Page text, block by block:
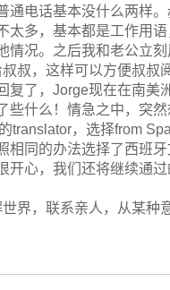
通电话基本没什么两样
太多，基本都是工作用
情况。之后我和老公立
叔，这样可以方便叔
复了，Jorge现在在南
些什么！情急之中，突
translator，选择from
相同的办法选择了西班
心，我们还将继续通过
，联系亲人，从某种